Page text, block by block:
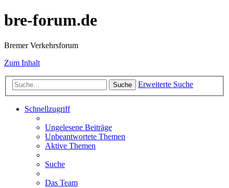
bre-forum.de
Bremer Verkehrsforum
Zum Inhalt
Suche Erweiterte Suche
Schnellzugriff
Ungelesene Beiträge
Unbeantwortete Themen
Aktive Themen
Suche
Das Team